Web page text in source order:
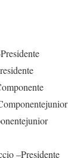
–Presidente